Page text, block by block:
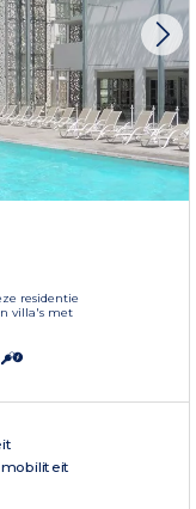
residentie
villa's met